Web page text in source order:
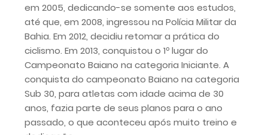
em 2005, dedicando-se somente aos estudos,
até que, em 2008, ingressou na Polícia Militar da
Bahia. Em 2012, decidiu retomar a prática do
ciclismo. Em 2013, conquistou o 1º lugar do
Campeonato Baiano na categoria Iniciante. A
conquista do campeonato Baiano na categoria
Sub 30, para atletas com idade acima de 30
anos, fazia parte de seus planos para o ano
passado, o que aconteceu após muito treino e